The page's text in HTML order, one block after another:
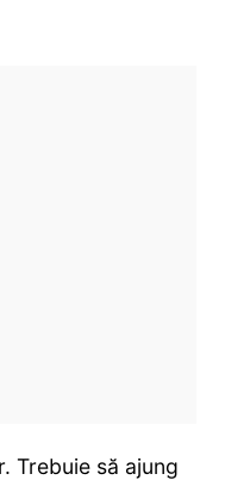
Trebuie să ajung